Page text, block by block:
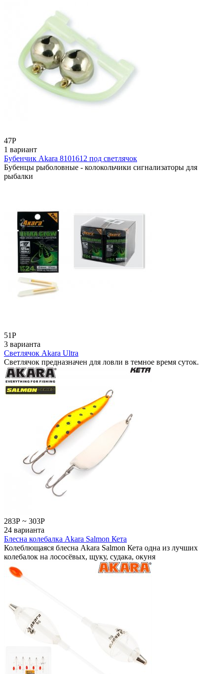
47Р
1 вариант
Бубенчик Akara 8101612 под светлячок
Бубенцы рыболовные - колокольчики сигнализаторы для
рыбалки
51Р
3 варианта
Светлячок Akara Ultra
Светлячок предназначен для ловли в темное время суток.
283Р ~ 303Р
24 варианта
Блесна колебалка Akara Salmon Кета
Колеблющаяся блесна Akara Salmon Кета одна из лучших
колебалок на лососёвых, щуку, судака, окуня